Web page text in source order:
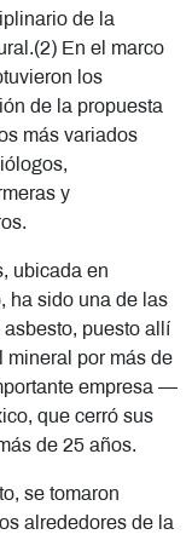
de la
En el marco
los
de la propuesta
más variados
y
ubicada en
ha sido una de las
puesto allí
mineral por más de
empresa —
que cerró sus
de 25 años.
se tomaron
alrededores de la